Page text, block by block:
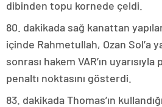
dibinden topu kornede çeldi.
80. dakikada sağ kanattan
içinde Rahmetullah, Ozan Sol’a
sonrası hakem VAR’ın
penaltı noktasını gösterdi.
83. dakikada Thomas’ın